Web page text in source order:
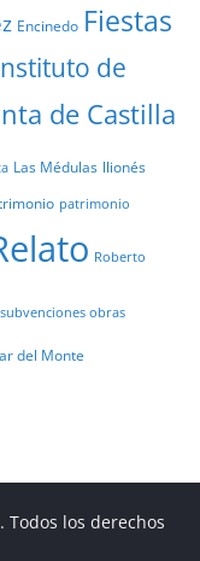
Encinedo Fiestas
de
de Castilla
Las Médulas llionés
patrimonio
Roberto
subvenciones obras
del Monte
. Todos los derechos